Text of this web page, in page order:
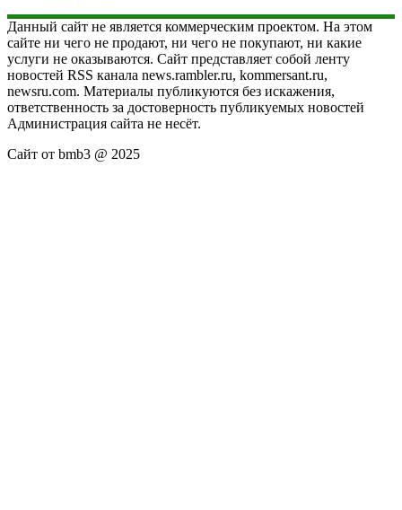
Данный сайт не является коммерческим проектом. На этом
сайте ни чего не продают, ни чего не покупают, ни какие
услуги не оказываются. Сайт представляет собой ленту
новостей RSS канала news.rambler.ru, kommersant.ru,
newsru.com. Материалы публикуются без искажения,
ответственность за достоверность публикуемых новостей
Администрация сайта не несёт.
Сайт от bmb3 @ 2025